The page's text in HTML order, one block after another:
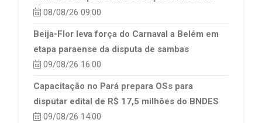
08/08/26 09:00
Beija-Flor leva força do Carnaval a Belém em
etapa paraense da disputa de sambas
09/08/26 16:00
Capacitação no Pará prepara OSs para
disputar edital de R$ 17,5 milhões do BNDES
09/08/26 14:00